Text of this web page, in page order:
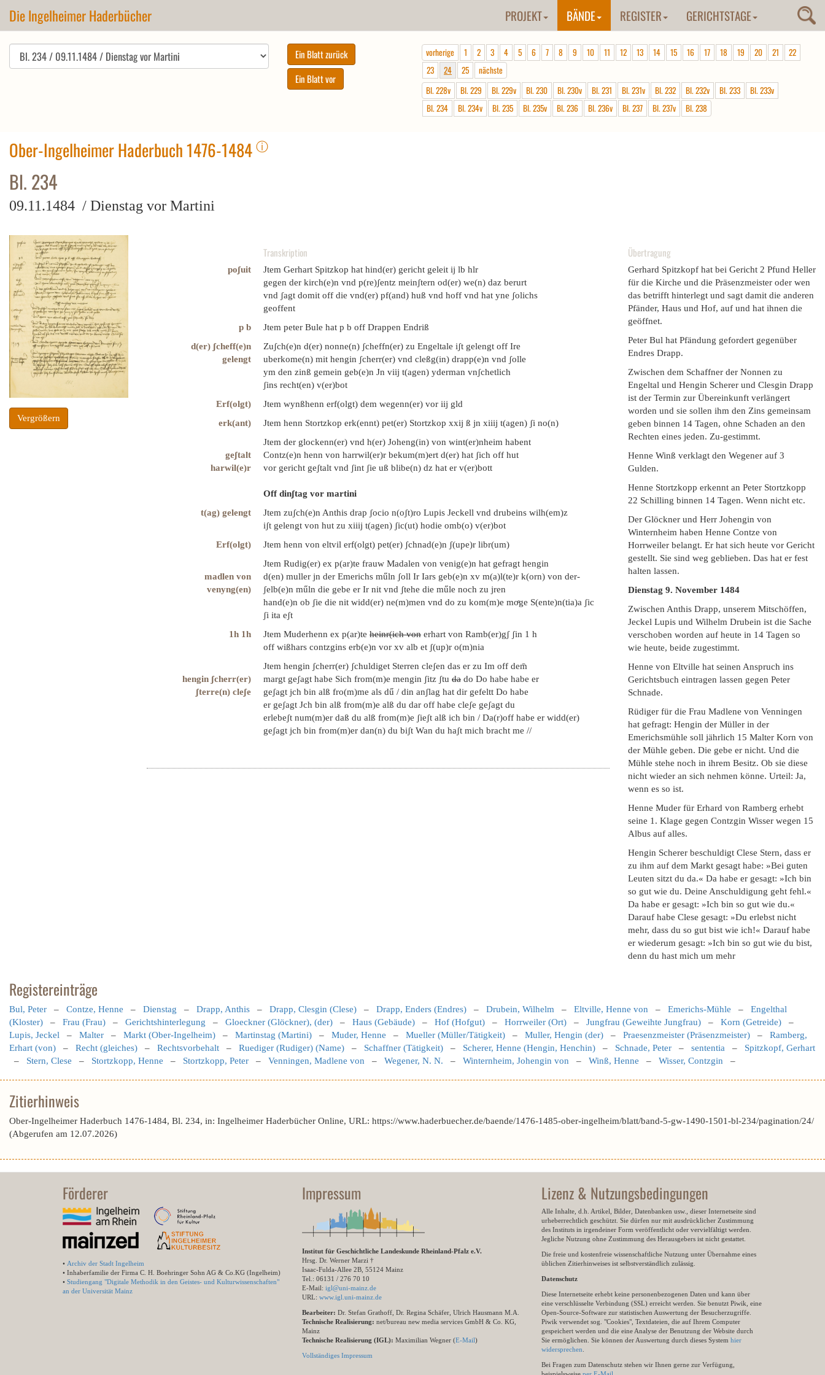
Die Ingelheimer Haderbücher PROJEKT BÄNDE REGISTER GERICHTSTAGE
vorherige 1 2 3 4 5 6 7 8 9 10 11 12 13 14 15 16 17 18 19 20 21
22
23
24 25
nächste
Bl. 228v
Bl. 229 Bl. 229v Bl. 230 Bl. 230v Bl. 231 Bl. 231v Bl. 232 Bl. 232v Bl. 233
Bl. 233v
Bl. 234
Bl. 234v Bl. 235 Bl. 235v Bl. 236 Bl. 236v Bl. 237 Bl. 237v Bl. 238
Ober-Ingelheimer Haderbuch 1476-1484 ⓘ
Bl. 234
09.11.1484 / Dienstag vor Martini
Vergrößern
Transkription
poʃuit
Jtem Gerhart Spitzkop hat hind(er) gericht geleit ij lb hlr
gegen der kirch(e)n vnd p(re)ʃentz meinʃtern od(er) we(n) daz berurt
vnd ʃagt domit off die vnd(er) pf(and) huß vnd hoff vnd hat yne ʃolichs
geoffent
p b
Jtem peter Bule hat p b off Drappen Endriß
d(er) ʃcheff(e)n
Zuʃch(e)n d(er) nonne(n) ʃcheffn(er) zu Engeltale iʃt gelengt off Ire
gelengt
uberkome(n) mit hengin ʃcherr(er) vnd cleßg(in) drapp(e)n vnd ʃolle
ym den zinß gemein geb(e)n Jn viij t(agen) yderman vnʃchetlich
ʃins recht(en) v(er)bot
Erf(olgt)
Jtem wynßhenn erf(olgt) dem wegenn(er) vor iij gld
erk(ant)
Jtem henn Stortzkop erk(ennt) pet(er) Stortzkop xxij ß jn xiiij t(agen) ʃi no(n)
Jtem der glockenn(er) vnd h(er) Joheng(in) von wint(er)nheim habent
geʃtalt
Contz(e)n henn von harrwil(er)r bekum(m)ert d(er) hat ʃich off hut
harwil(e)r
vor gericht geʃtalt vnd ʃint ʃie uß blibe(n) dz hat er v(er)bott
Off dinʃtag vor martini
t(ag) gelengt
Jtem zuʃch(e)n Anthis drap ʃocio n(oʃt)ro Lupis Jeckell vnd drubeins wilh(em)z
iʃt gelengt von hut zu xiiij t(agen) ʃic(ut) hodie omb(o) v(er)bot
Erf(olgt)
Jtem henn von eltvil erf(olgt) pet(er) ʃchnad(e)n ʃ(upe)r libr(um)
Jtem Rudig(er) ex p(ar)te frauw Madalen von venig(e)n hat gefragt hengin
madlen von
d(en) muller jn der Emerichs műln ʃoll Ir Iars geb(e)n xv m(a)l(te)r k(orn) von der-
venyng(en)
ʃelb(e)n műln die gebe er Ir nit vnd ʃtehe die műle noch zu jren
hand(e)n ob ʃie die nit widd(er) ne(m)men vnd do zu kom(m)e moͤge S(ente)n(tia)a ʃic
ʃi ita eʃt
1h 1h
Jtem Muderhenn ex p(ar)te heinr(ich von erhart von Ramb(er)gʃ ʃin 1 h
off wißhars contzgins erb(e)n vor xv alb et ʃ(up)r o(m)nia
Jtem hengin ʃcherr(er) ʃchuldiget Sterren cleʃen das er zu Im off dem̄
hengin ʃcherr(er)
margt geʃagt habe Sich from(m)e mengin ʃitz ʃtu da do Do habe habe er
ʃterre(n) cleʃe
geʃagt jch bin alß fro(m)me als dű / din anʃlag hat dir gefeltt Do habe
er geʃagt Jch bin alß from(m)e alß du dar off habe cleʃe geʃagt du
erlebeʃt num(m)er daß du alß from(m)e ʃieʃt alß ich bin / Da(r)off habe er widd(er)
geʃagt jch bin from(m)er dan(n) du biʃt Wan du haʃt mich bracht me //
Übertragung
Gerhard Spitzkopf hat bei Gericht 2 Pfund Heller
für die Kirche und die Präsenzmeister oder wen
das betrifft hinterlegt und sagt damit die anderen
Pfänder, Haus und Hof, auf und hat ihnen die
geöffnet.
Peter Bul hat Pfändung gefordert gegenüber
Endres Drapp.
Zwischen dem Schaffner der Nonnen zu
Engeltal und Hengin Scherer und Clesgin Drapp
ist der Termin zur Übereinkunft verlängert
worden und sie sollen ihm den Zins gemeinsam
geben binnen 14 Tagen, ohne Schaden an den
Rechten eines jeden. Zu-gestimmt.
Henne Winß verklagt den Wegener auf 3
Gulden.
Henne Stortzkopp erkennt an Peter Stortzkopp
22 Schilling binnen 14 Tagen. Wenn nicht etc.
Der Glöckner und Herr Johengin von
Winternheim haben Henne Contze von
Horrweiler belangt. Er hat sich heute vor Gericht
gestellt. Sie sind weg geblieben. Das hat er fest
halten lassen.
Dienstag 9. November 1484
Zwischen Anthis Drapp, unserem Mitschöffen,
Jeckel Lupis und Wilhelm Drubein ist die Sache
verschoben worden auf heute in 14 Tagen so
wie heute, beide zugestimmt.
Henne von Eltville hat seinen Anspruch ins
Gerichtsbuch eintragen lassen gegen Peter
Schnade.
Rüdiger für die Frau Madlene von Venningen
hat gefragt: Hengin der Müller in der
Emerichsmühle soll jährlich 15 Malter Korn von
der Mühle geben. Die gebe er nicht. Und die
Mühle stehe noch in ihrem Besitz. Ob sie diese
nicht wieder an sich nehmen könne. Urteil: Ja,
wenn es so ist.
Henne Muder für Erhard von Ramberg erhebt
seine 1. Klage gegen Contzgin Wisser wegen 15
Albus auf alles.
Hengin Scherer beschuldigt Clese Stern, dass er
zu ihm auf dem Markt gesagt habe: »Bei guten
Leuten sitzt du da.« Da habe er gesagt: »Ich bin
so gut wie du. Deine Anschuldigung geht fehl.«
Da habe er gesagt: »Ich bin so gut wie du.«
Darauf habe Clese gesagt: »Du erlebst nicht
mehr, dass du so gut bist wie ich!« Darauf habe
er wiederum gesagt: »Ich bin so gut wie du bist,
denn du hast mich um mehr
Registereinträge
Bul, Peter – Contze, Henne – Dienstag – Drapp, Anthis – Drapp, Clesgin (Clese) – Drapp, Enders (Endres) – Drubein, Wilhelm – Eltville, Henne von – Emerichs-Mühle – Engelthal
(Kloster) – Frau (Frau) – Gerichtshinterlegung – Gloeckner (Glöckner), (der) – Haus (Gebäude) – Hof (Hofgut) – Horrweiler (Ort) – Jungfrau (Geweihte Jungfrau) – Korn (Getreide) –
Lupis, Jeckel – Malter – Markt (Ober-Ingelheim) – Martinstag (Martini) – Muder, Henne – Mueller (Müller/Tätigkeit) – Muller, Hengin (der) – Praesenzmeister (Präsenzmeister) – Ramberg,
Erhart (von) – Recht (gleiches) – Rechtsvorbehalt – Ruediger (Rudiger) (Name) – Schaffner (Tätigkeit) – Scherer, Henne (Hengin, Henchin) – Schnade, Peter – sententia – Spitzkopf, Gerhart
– Stern, Clese – Stortzkopp, Henne – Stortzkopp, Peter – Venningen, Madlene von – Wegener, N. N. – Winternheim, Johengin von – Winß, Henne – Wisser, Contzgin –
Zitierhinweis
Ober-Ingelheimer Haderbuch 1476-1484, Bl. 234, in: Ingelheimer Haderbücher Online, URL: https://www.haderbuecher.de/baende/1476-1485-ober-ingelheim/blatt/band-5-gw-1490-1501-bl-234/pagination/24/
(Abgerufen am 12.07.2026)
Förderer
• Archiv der Stadt Ingelheim
• Inhaberfamilie der Firma C. H. Boehringer Sohn AG & Co.KG (Ingelheim)
• Studiengang "Digitale Methodik in den Geistes- und Kulturwissenschaften"
an der Universität Mainz
Impressum
Institut für Geschichtliche Landeskunde Rheinland-Pfalz e.V.
Hrsg. Dr. Werner Marzi †
Isaac-Fulda-Allee 2B, 55124 Mainz
Tel.: 06131 / 276 70 10
E-Mail: igl@uni-mainz.de
URL: www.igl.uni-mainz.de
Bearbeiter: Dr. Stefan Grathoff, Dr. Regina Schäfer, Ulrich Hausmann M.A.
Technische Realisierung: net/bureau new media services GmbH & Co. KG,
Mainz
Technische Realisierung (IGL): Maximilian Wegner (E-Mail)
Vollständiges Impressum
Lizenz & Nutzungsbedingungen
Alle Inhalte, d.h. Artikel, Bilder, Datenbanken usw., dieser Internetseite sind
urheberrechtlich geschützt. Sie dürfen nur mit ausdrücklicher Zustimmung
des Instituts in irgendeiner Form veröffentlicht oder vervielfältigt werden.
Jegliche Nutzung ohne Zustimmung des Herausgebers ist nicht gestattet.
Die freie und kostenfreie wissenschaftliche Nutzung unter Übernahme eines
üblichen Zitierhinweises ist selbstverständlich zulässig.
Datenschutz
Diese Internetseite erhebt keine personenbezogenen Daten und kann über
eine verschlüsselte Verbindung (SSL) erreicht werden. Sie benutzt Piwik, eine
Open-Source-Software zur statistischen Auswertung der Besucherzugriffe.
Piwik verwendet sog. "Cookies", Textdateien, die auf Ihrem Computer
gespeichert werden und die eine Analyse der Benutzung der Website durch
Sie ermöglichen. Sie können der Auswertung durch dieses System hier
widersprechen
Bei Fragen zum Datenschutz stehen wir Ihnen gerne zur Verfügung,